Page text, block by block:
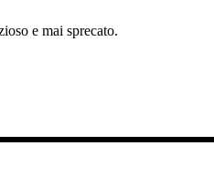
e mai sprecato.